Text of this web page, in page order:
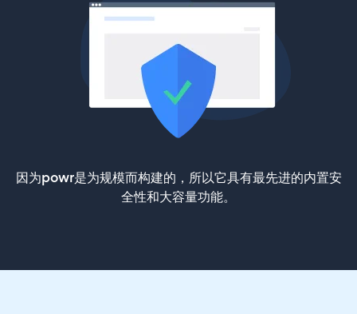
因为powr是为规模而构建的，所以它具有最先进的内置安
全性和大容量功能。